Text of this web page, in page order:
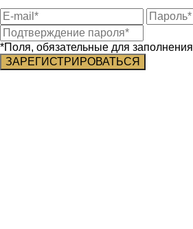
*Поля, обязательные для заполнения